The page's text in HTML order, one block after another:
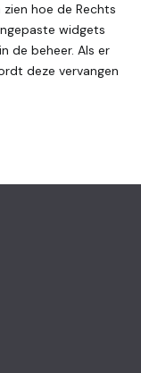
hoe de Rechts
widgets
de beheer. Als er
deze vervangen